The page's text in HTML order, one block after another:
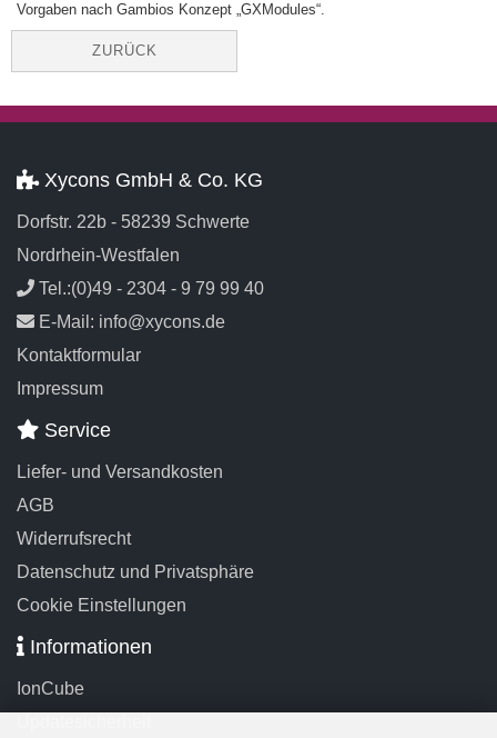
Vorgaben nach Gambios Konzept „GXModules“.
ZURÜCK
Xycons GmbH & Co. KG
Dorfstr. 22b - 58239 Schwerte
Nordrhein-Westfalen
Tel.:(0)49 - 2304 - 9 79 99 40
E-Mail: info@xycons.de
Kontaktformular
Impressum
Service
Liefer- und Versandkosten
AGB
Widerrufsrecht
Datenschutz und Privatsphäre
Cookie Einstellungen
Informationen
IonCube